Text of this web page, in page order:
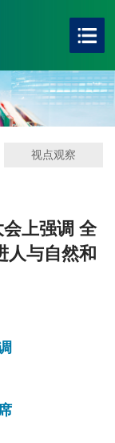
视点观察
上强调 全
人与自然和